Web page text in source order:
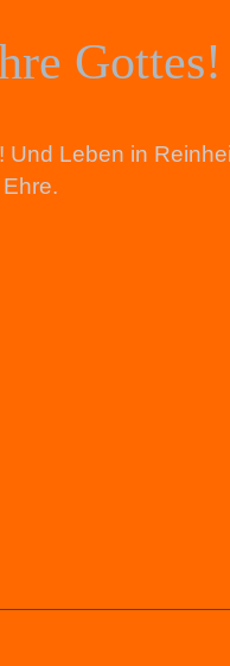
Gottes!
Leben in